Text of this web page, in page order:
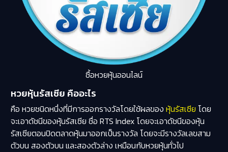
ซื้อหวยหุ้นออนไลน์
หวยหุ้นรัสเซีย คืออะไร
คือ หวยชนิดหนึ่งที่มีการออกรางวัลโดยใช้ผลของ หุ้นรัสเซีย โดย
จะเอาดัชนีของหุ้นรัสเซีย ชื่อ RTS Index โดยจะเอาดัชนีของหุ้น
รัสเซียตอนปิดตลาดหุ้นมาออกเป็นรางวัล โดยจะมีรางวัลเลขสาม
ตัวบน สองตัวบน และสองตัวล่าง เหมือนกับหวยหุ้นทั่วไป